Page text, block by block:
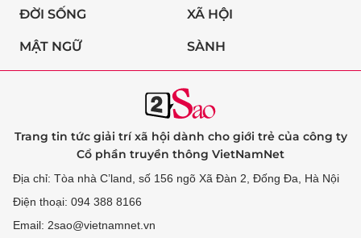
ĐỜI SỐNG XÃ HỘI
MẬT NGỮ SÀNH
Trang tin tức giải trí xã hội dành cho giới trẻ của công ty
Cổ phần truyền thông VietNamNet
Địa chỉ: Tòa nhà C’land, số 156 ngõ Xã Đàn 2, Đống Đa, Hà Nội
Điện thoại: 094 388 8166
Email: 2sao@vietnamnet.vn